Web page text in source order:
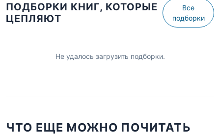
ПОДБОРКИ КНИГ, КОТОРЫЕ
ЦЕПЛЯЮТ
Все
подборки
Не удалось загрузить подборки.
ЧТО ЕЩЕ МОЖНО ПОЧИТАТЬ